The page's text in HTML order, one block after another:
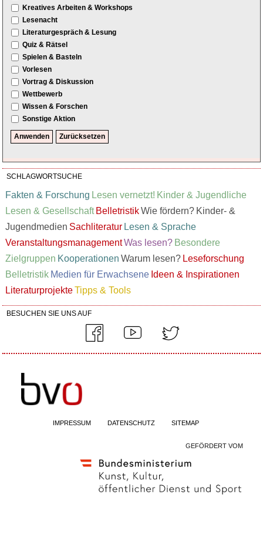
Kreatives Arbeiten & Workshops
Lesenacht
Literaturgespräch & Lesung
Quiz & Rätsel
Spielen & Basteln
Vorlesen
Vortrag & Diskussion
Wettbewerb
Wissen & Forschen
Sonstige Aktion
SCHLAGWORTSUCHE
Fakten & Forschung Lesen vernetzt! Kinder & Jugendliche
Lesen & Gesellschaft Belletristik Wie fördern? Kinder- &
Jugendmedien Sachliteratur Lesen & Sprache
VeranstaltungsmanagementWas lesen? Besondere
Zielgruppen Kooperationen Warum lesen? Leseforschung
Belletristik Medien für Erwachsene Ideen & Inspirationen
Literaturprojekte Tipps & Tools
BESUCHEN SIE UNS AUF
IMPRESSUM DATENSCHUTZ SITEMAP
GEFÖRDERT VOM